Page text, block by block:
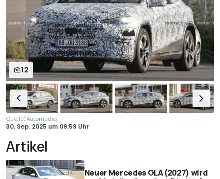
12
Quelle:Automedia
30. Sep. 2025 um 09:59 Uhr
Artikel
Neuer Mercedes GLA (2027) wird